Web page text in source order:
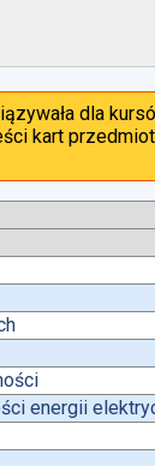
dla
kart
energii